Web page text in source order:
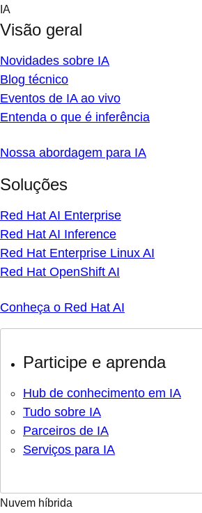
Skip
content
IA
Visão geral
Novidades sobre IA
Blog técnico
Eventos de IA ao vivo
Entenda o que é inferência
Nossa abordagem para IA
Soluções
Red Hat AI Enterprise
Red Hat AI Inference
Red Hat Enterprise Linux AI
Red Hat OpenShift AI
Conheça o Red Hat AI
Participe e aprenda
Hub de conhecimento em IA
Tudo sobre IA
Parceiros de IA
Serviços para IA
Nuvem híbrida